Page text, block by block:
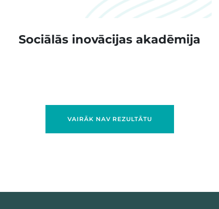
Sociālās inovācijas akadēmija
VAIRĀK NAV REZULTĀTU